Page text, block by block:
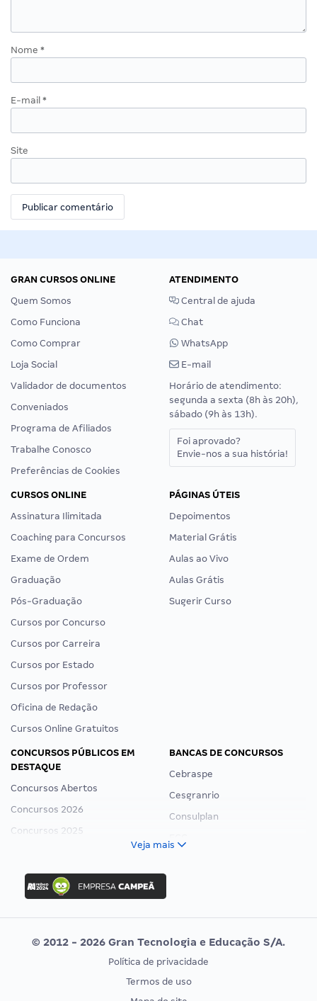
Nome *
E-mail *
Site
GRAN CURSOS ONLINE
Quem Somos
Como Funciona
Como Comprar
Loja Social
Validador de documentos
Conveniados
Programa de Afiliados
Trabalhe Conosco
Preferências de Cookies
ATENDIMENTO
Central de ajuda
Chat
WhatsApp
E-mail
Horário de atendimento:
segunda a sexta (8h às 20h),
sábado (9h às 13h).
Foi aprovado?
Envie-nos a sua história!
CURSOS ONLINE
Assinatura Ilimitada
Coaching para Concursos
Exame de Ordem
Graduação
Pós-Graduação
Cursos por Concurso
Cursos por Carreira
Cursos por Estado
Cursos por Professor
Oficina de Redação
Cursos Online Gratuitos
PÁGINAS ÚTEIS
Depoimentos
Material Grátis
Aulas ao Vivo
Aulas Grátis
Sugerir Curso
CONCURSOS PÚBLICOS EM
DESTAQUE
Concursos Abertos
Concursos 2026
Concursos 2025
Concurso Ibama
Concurso MPU
Editais publicados
BANCAS DE CONCURSOS
Cebraspe
Cesgranrio
Consulplan
Vunesp
CONCURSOS POR PROFISSÃO
EXAME DE ORDEM
Veja mais
© 2012 - 2026 Gran Tecnologia e Educação S/A.
Política de privacidade
Termos de uso